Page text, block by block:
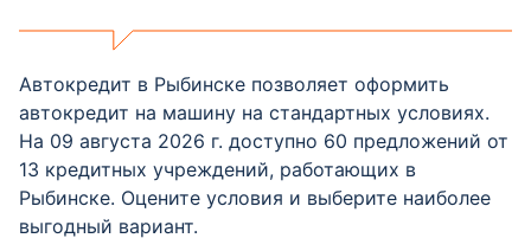
Автокредит в Рыбинске позволяет оформить
автокредит на машину на стандартных условиях.
На 09 августа 2026 г. доступно 60 предложений от
13 кредитных учреждений, работающих в
Рыбинске. Оцените условия и выберите наиболее
выгодный вариант.